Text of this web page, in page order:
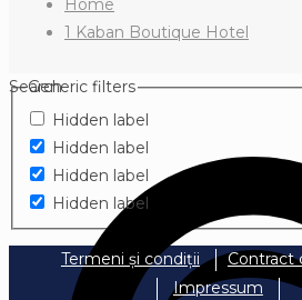
Home
1 Kaban Boutique Hotel
Search
Generic filters
Hidden label
Hidden label
Hidden label
Hidden label
Termeni și condiții
Contract
Impressum